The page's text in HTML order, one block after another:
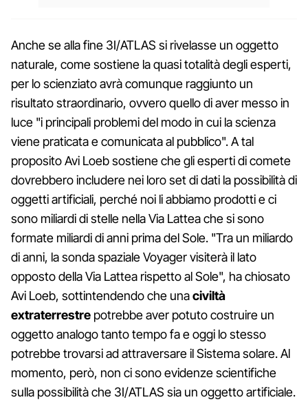
Anche se alla fine 3I/ATLAS si rivelasse un oggetto
naturale, come sostiene la quasi totalità degli esperti,
per lo scienziato avrà comunque raggiunto un
risultato straordinario, ovvero quello di aver messo in
luce "i principali problemi del modo in cui la scienza
viene praticata e comunicata al pubblico". A tal
proposito Avi Loeb sostiene che gli esperti di comete
dovrebbero includere nei loro set di dati la possibilità di
oggetti artificiali, perché noi li abbiamo prodotti e ci
sono miliardi di stelle nella Via Lattea che si sono
formate miliardi di anni prima del Sole. "Tra un miliardo
di anni, la sonda spaziale Voyager visiterà il lato
opposto della Via Lattea rispetto al Sole", ha chiosato
Avi Loeb, sottintendendo che unaciviltà
extraterrestre potrebbe aver potuto costruire un
oggetto analogo tanto tempo fa e oggi lo stesso
potrebbe trovarsi ad attraversare il Sistema solare. Al
momento, però, non ci sono evidenze scientifiche
sulla possibilità che 3I/ATLAS sia un oggetto artificiale.